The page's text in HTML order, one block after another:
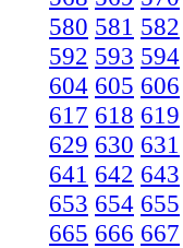
580 581 582
592 593 594
604 605 606
617 618 619
629 630 631
641 642 643
653 654 655
665 666 667